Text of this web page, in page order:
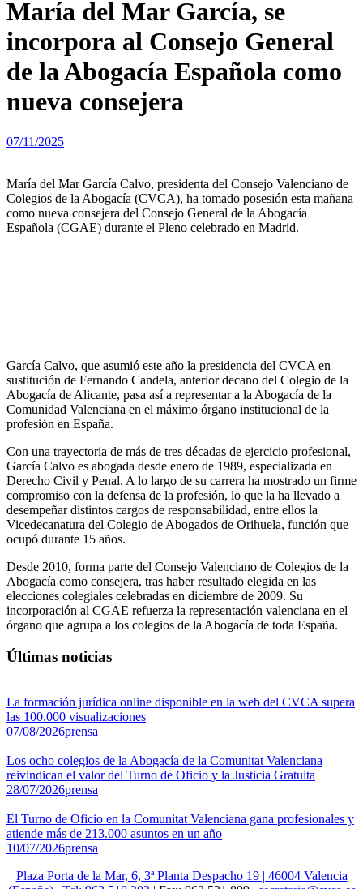
María del Mar García, se
incorpora al Consejo General
de la Abogacía Española como
nueva consejera
07/11/2025
María del Mar García Calvo, presidenta del Consejo Valenciano de
Colegios de la Abogacía (CVCA), ha tomado posesión esta mañana
como nueva consejera del Consejo General de la Abogacía
Española (CGAE) durante el Pleno celebrado en Madrid.
García Calvo, que asumió este año la presidencia del CVCA en
sustitución de Fernando Candela, anterior decano del Colegio de la
Abogacía de Alicante, pasa así a representar a la Abogacía de la
Comunidad Valenciana en el máximo órgano institucional de la
profesión en España.
Con una trayectoria de más de tres décadas de ejercicio profesional,
García Calvo es abogada desde enero de 1989, especializada en
Derecho Civil y Penal. A lo largo de su carrera ha mostrado un firme
compromiso con la defensa de la profesión, lo que la ha llevado a
desempeñar distintos cargos de responsabilidad, entre ellos la
Vicedecanatura del Colegio de Abogados de Orihuela, función que
ocupó durante 15 años.
Desde 2010, forma parte del Consejo Valenciano de Colegios de la
Abogacía como consejera, tras haber resultado elegida en las
elecciones colegiales celebradas en diciembre de 2009. Su
incorporación al CGAE refuerza la representación valenciana en el
órgano que agrupa a los colegios de la Abogacía de toda España.
Últimas noticias
La formación jurídica online disponible en la web del CVCA supera
las 100.000 visualizaciones
07/08/2026prensa
Los ocho colegios de la Abogacía de la Comunitat Valenciana
reivindican el valor del Turno de Oficio y la Justicia Gratuita
28/07/2026prensa
El Turno de Oficio en la Comunitat Valenciana gana profesionales y
atiende más de 213.000 asuntos en un año
10/07/2026prensa
Plaza Porta de la Mar, 6, 3ª Planta Despacho 19 | 46004 Valencia